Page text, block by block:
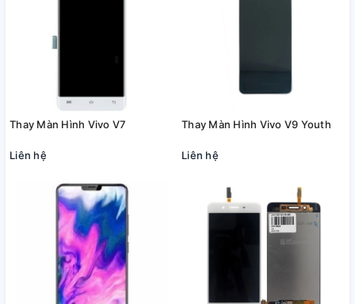
Thay Màn Hình Vivo V7
Liên hệ
Thay Màn Hình Vivo V9 Youth
Liên hệ